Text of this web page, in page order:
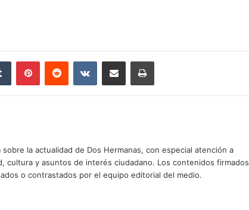
Tumblr PinterestReddit VKontakteCompartir por correo electrónicoImprimir
sobre la actualidad de Dos Hermanas, con especial atención a
cultura y asuntos de interés ciudadano. Los contenidos firmados
o contrastados por el equipo editorial del medio.